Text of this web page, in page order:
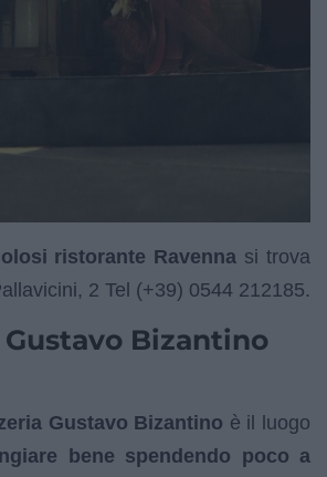
ristorante Ravenna si trova
2 Tel (+39) 0544 212185.
Bizantino
Gustavo Bizantino è il luogo
bene spendendo poco a